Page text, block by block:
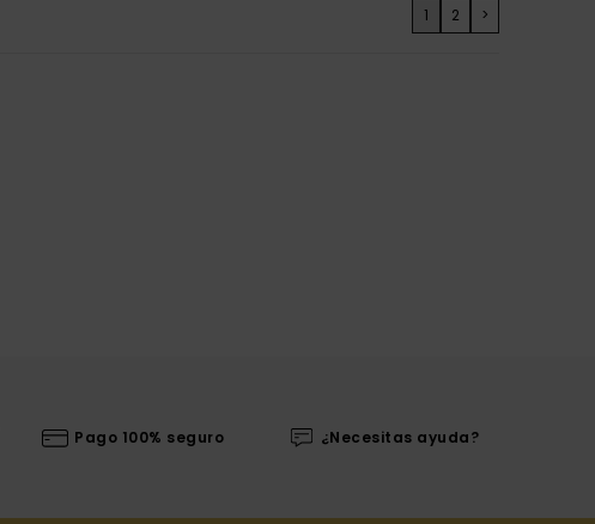
1 2 >
Pago 100% seguro ¿Necesitas ayuda?